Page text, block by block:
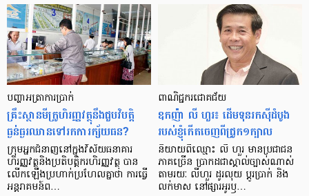
បញ្ហា​អត្រា​ការប្រាក់
គ្រឹះស្ថាន​មីក្រូ​ហិរញ្ញវត្ថុ​នឹង​ជួប​វិបត្តិ​
ធ្ងន់ធ្ងរ​ឈាន​ទៅ​រក​ការ​ក្ស័យធន?
ក្រុម​អ្នក​ជំនាញ​នៅ​ក្នុង​វិស័យ​ធនាគារ
ហិរញ្ញវត្ថុ​និង​ប្រតិបត្តិករ​ហិរញ្ញ​វត្ថុ បាន​​
លើក​ឡើង​ប្រហាក់​ប្រហែល​គ្នា​ថា ការ​ធ្វើ​
អន្តរាគមន៍​ព…
ពាណិជ្ជករជោគជ័យ
ឧកញ៉ា លី ហួរ៖ ដើមទុនរកស៊ីដំបូង
របស់ខ្ញុំកើតចេញពីជ្រូក១ក្បាល
និយាយ​ពី​ឈ្មោះ លី ហួរ មាន​ប្រជាជន​
ភាគ​ច្រើន ប្រាកដ​ជា​ស្គាល់​ច្បាស់​ណាស់
តាមរយៈ លីហួរ ដូរ​លុយ ប្តូរ​បា្រក់ និង​
លក់​មាស នៅ​ផ្សារ​អូរ​ឫ…